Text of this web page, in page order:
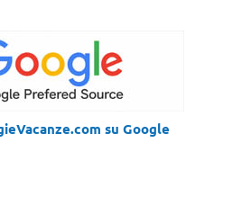
su Google